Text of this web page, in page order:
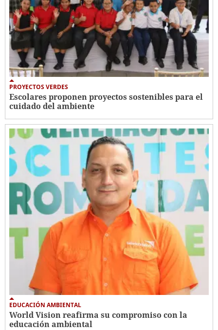
PROYECTOS VERDES
Escolares proponen proyectos sostenibles para el
cuidado del ambiente
EDUCACIÓN AMBIENTAL
World Vision reafirma su compromiso con la
educación ambiental